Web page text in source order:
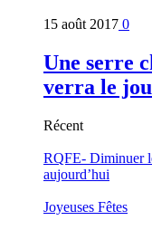
15 août 2017 0
Une serre
verra le
Récent
RQFE- Diminuer
aujourd’hui
Joyeuses Fêtes